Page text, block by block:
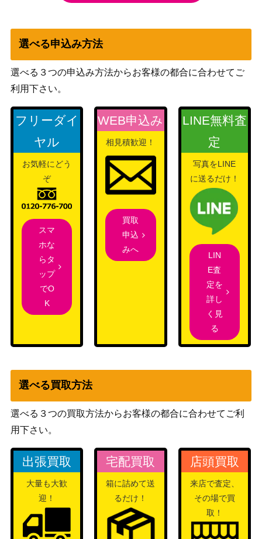
選べる申込み方法
選べる３つの申込み方法からお客様の都合に合わせてご
利用下さい。
フリーダイ
ヤル
お気軽にどう
ぞ
スマ
ホな
らタ
ップ
でO
K
WEB申込み
相見積歓迎！
買取
申込
みへ
LINE無料査
定
写真をLINE
に送るだけ！
LIN
E査
定を
詳し
く見
る
選べる買取方法
選べる３つの買取方法からお客様の都合に合わせてご利
用下さい。
出張買取
大量も大歓
迎！
宅配買取
箱に詰めて送
るだけ！
店頭買取
来店で査定、
その場で買
取！